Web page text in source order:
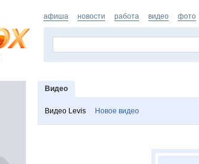
афиша новости работа видео фото
Видео
Видео Levis Новое видео